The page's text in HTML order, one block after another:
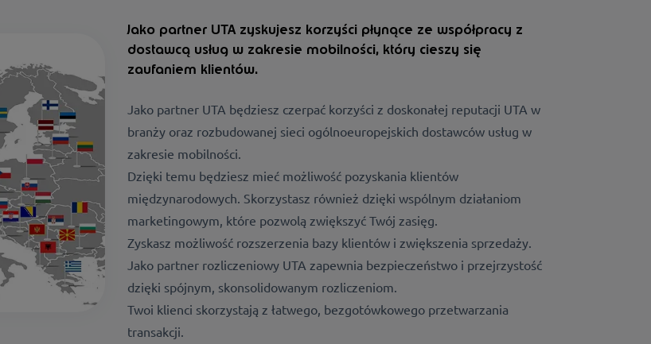
Jako partner UTA zyskujesz korzyści płynące ze współpracy z
dostawcą usług w zakresie mobilności, który cieszy się
zaufaniem klientów.
Jako partner UTA będziesz czerpać korzyści z doskonałej reputacji UTA w
branży oraz rozbudowanej sieci ogólnoeuropejskich dostawców usług w
zakresie mobilności.
Dzięki temu będziesz mieć możliwość pozyskania klientów
międzynarodowych. Skorzystasz również dzięki wspólnym działaniom
marketingowym, które pozwolą zwiększyć Twój zasięg.
Zyskasz możliwość rozszerzenia bazy klientów i zwiększenia sprzedaży.
Jako partner rozliczeniowy UTA zapewnia bezpieczeństwo i przejrzystość
dzięki spójnym, skonsolidowanym rozliczeniom.
Twoi klienci skorzystają z łatwego, bezgotówkowego przetwarzania
transakcji.